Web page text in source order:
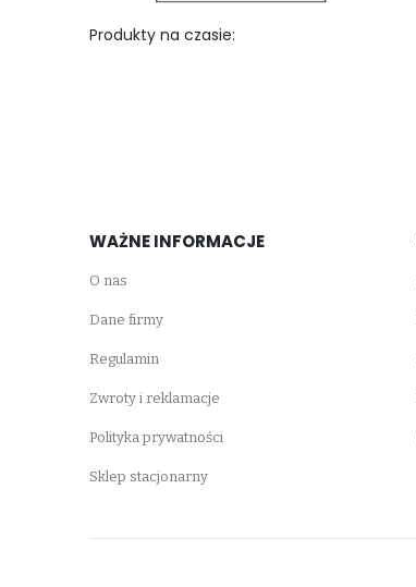
Produkty na czasie:
WAŻNE INFORMACJE
O nas
Dane firmy
Regulamin
Zwroty i reklamacje
Polityka prywatności
Sklep stacjonarny